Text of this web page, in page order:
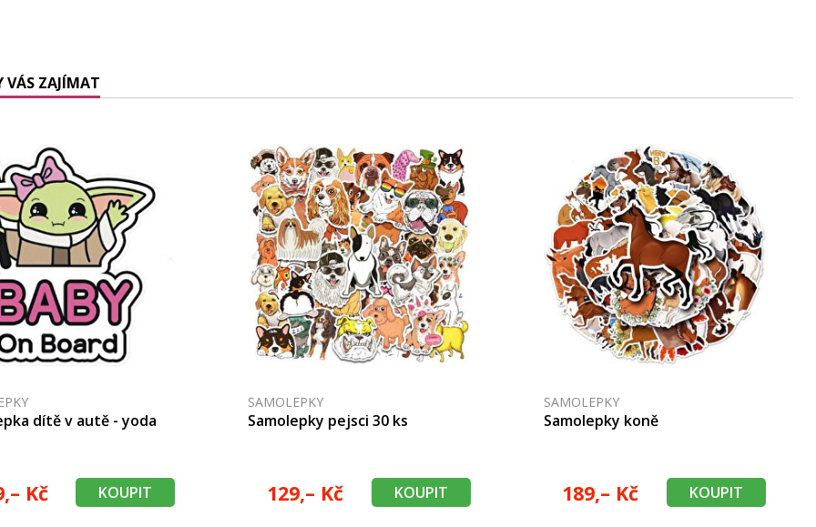
VÁS ZAJÍMAT
dítě v autě - yoda
Kč KOUPIT
SAMOLEPKY
Samolepky pejsci 30 ks
129,– Kč KOUPIT
SAMOLEPKY
Samolepky koně
189,– Kč KOUPIT